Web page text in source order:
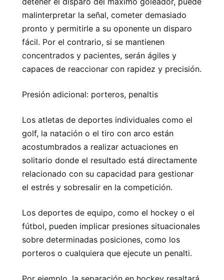
malinterpretar la señal, cometer demasiado
pronto y permitirle a su oponente un disparo
fácil. Por el contrario, si se mantienen
concentrados y pacientes, serán ágiles y
capaces de reaccionar con rapidez y precisión.
Presión adicional: porteros, penaltis
Los atletas de deportes individuales como el
golf, la natación o el tiro con arco están
acostumbrados a realizar actuaciones en
solitario donde el resultado está directamente
relacionado con su capacidad para gestionar
el estrés y sobresalir en la competición.
Los deportes de equipo, como el hockey o el
fútbol, ​​pueden implicar presiones situacionales
sobre determinadas posiciones, como los
porteros o cualquiera que ejecute un penalti.